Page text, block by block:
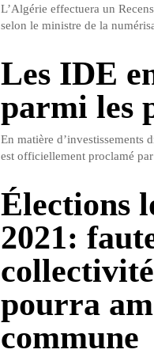
L’Algérie effectuera un
selon le ministre de la
Les IDE
parmi les
En matière d’investissements
est officiellement proclamé
Élections
2021:
pourra
commune